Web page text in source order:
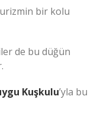
bir kolu
de bu düğün
Kuşkulu’yla bu